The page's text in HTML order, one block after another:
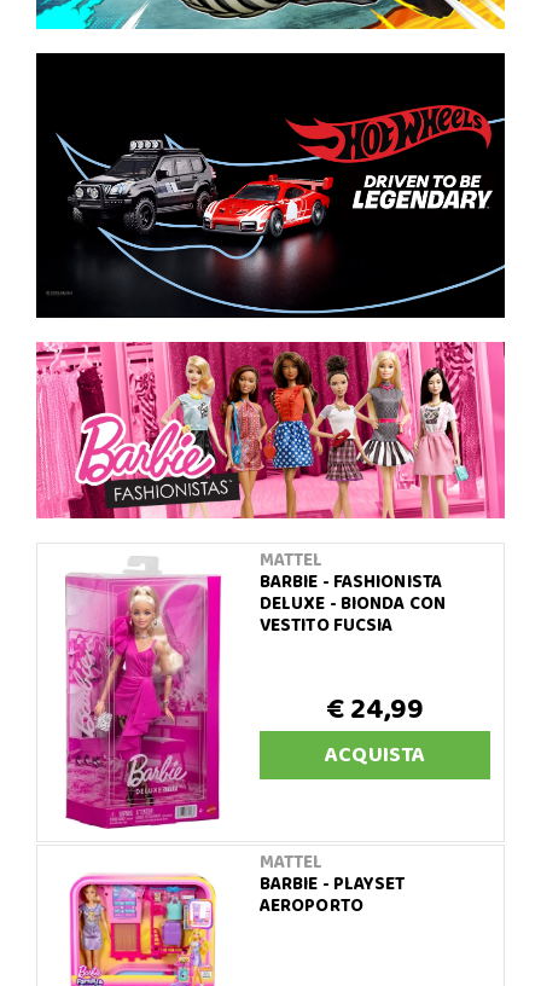
MATTEL
BARBIE - FASHIONISTA
DELUXE - BIONDA CON
VESTITO FUCSIA
€ 24,99
ACQUISTA
MATTEL
BARBIE - PLAYSET
AEROPORTO